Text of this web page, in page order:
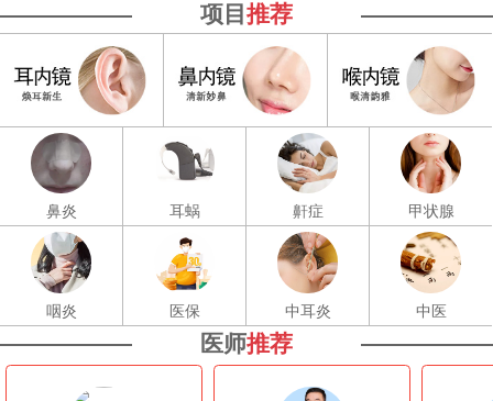
项目 推荐
鼻炎 耳蜗 鼾症 甲状腺
咽炎 医保 中耳炎 中医
医师推荐